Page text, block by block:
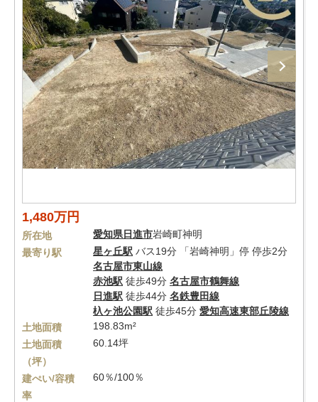
1,480万円
所在地 愛知県日進市岩崎町神明
最寄り駅
星ヶ丘駅 バス19分 「岩崎神明」停 停歩2分
名古屋市東山線
赤池駅 徒歩49分 名古屋市鶴舞線
日進駅 徒歩44分 名鉄豊田線
杁ヶ池公園駅 徒歩45分 愛知高速東部丘陵線
土地面積
198.83m²
土地面積
（坪）
60.14坪
建ぺい/容積
率
60％/100％